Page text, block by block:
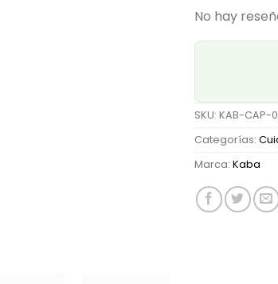
y
Reparación
cantidad
No hay
SKU: KAB-CAP-
Categorías:
Marca: Kaba